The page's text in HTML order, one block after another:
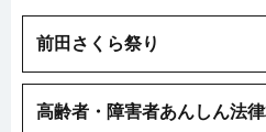
前田さくら祭り
高齢者・障害者あんしん法